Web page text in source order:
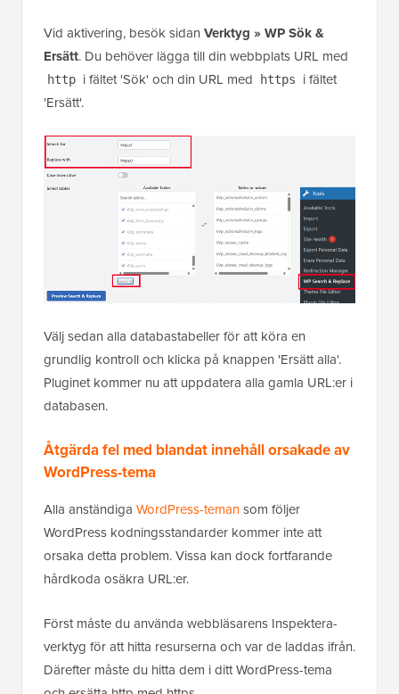
Vid aktivering, besök sidan Verktyg » WP Sök &
Ersätt. Du behöver lägga till din webbplats URL med
http i fältet 'Sök' och din URL med https
i fältet
'Ersätt'.
Välj sedan alla databastabeller för att köra en
grundlig kontroll och klicka på knappen 'Ersätt alla'.
Pluginet kommer nu att uppdatera alla gamla URL:er i
databasen.
Åtgärda fel med blandat innehåll orsakade av
WordPress-tema
Alla anständiga WordPress-temansom följer
WordPress kodningsstandarder kommer inte att
orsaka detta problem. Vissa kan dock fortfarande
hårdkoda osäkra URL:er.
Först måste du använda webbläsarens Inspektera-
verktyg för att hitta resurserna och var de laddas ifrån.
Därefter måste du hitta dem i ditt WordPress-tema